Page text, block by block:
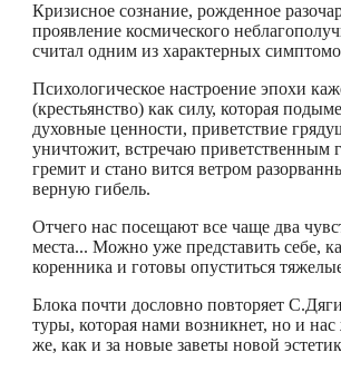
Кризисное сознание, рожденное
проявление космического
считал одним из характерных
Психологическое настроение эпохи
(крестьянство) как силу, которая
ду­ховные ценности, приветствие
уничтожит, встречаю приветственным
гремит и стано­ вится ветром
верную гибель.
Отчего нас посещают все чаще два
места... Можно уже представить себе,
коренника и готовы опуститься
Блока почти дословно повторяет
туры, которая нами возникнет, но и
же, как и за новые заветы новой